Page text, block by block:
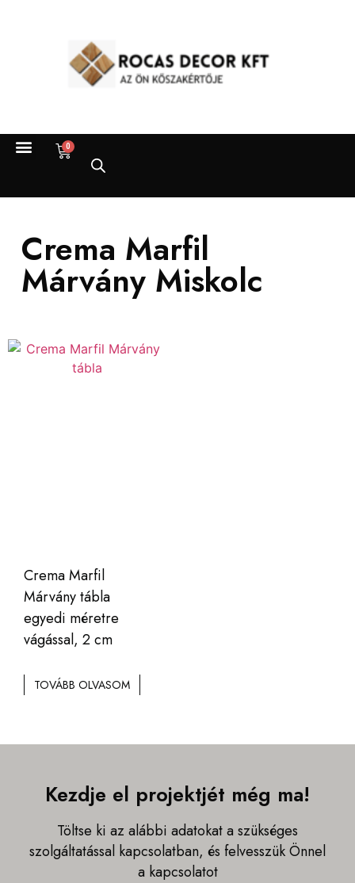
0
Crema Marfil
Márvány Miskolc
Crema Marfil
Márvány tábla
egyedi méretre
vágással, 2 cm
TOVÁBB OLVASOM
Kezdje el projektjét még ma!
Töltse ki az alábbi adatokat a szükséges
szolgáltatással kapcsolatban, és felvesszük Önnel
a kapcsolatot